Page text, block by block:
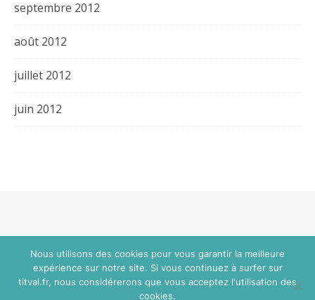
septembre 2012
août 2012
juillet 2012
juin 2012
HAUT DE PAGE
Nous utilisons des cookies pour vous garantir la meilleure
expérience sur notre site. Si vous continuez à surfer sur
titval.fr, nous considérerons que vous acceptez l'utilisation des
cookies.